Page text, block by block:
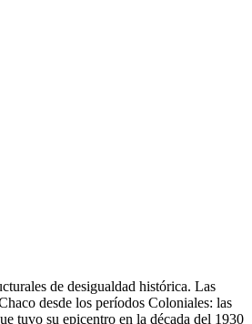
de desigualdad histórica. Las
desde los períodos Coloniales: las
tuvo su epicentro en la década del 1930